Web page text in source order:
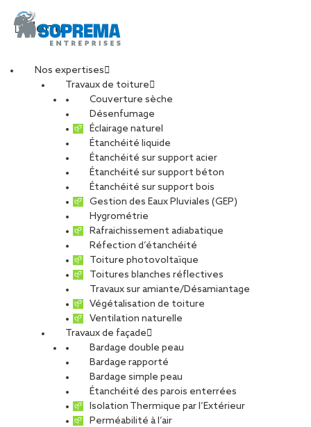
Menu
Nos expertises
Travaux de toiture
Couverture sèche
Désenfumage
Éclairage naturel
Étanchéité liquide
Étanchéité sur support acier
Étanchéité sur support béton
Étanchéité sur support bois
Gestion des Eaux Pluviales (GEP)
Hygrométrie
Rafraichissement adiabatique
Réfection d’étanchéité
Toiture photovoltaïque
Toitures blanches réflectives
Travaux sur amiante/Désamiantage
Végétalisation de toiture
Ventilation naturelle
Travaux de façade
Bardage double peau
Bardage rapporté
Bardage simple peau
Étanchéité des parois enterrées
Isolation Thermique par l’Extérieur
Perméabilité à l’air
Quand le BIM
optimise la
modélisation
PARTAGER
07 janvier 2021
À Toulouse, le groupe scolaire Germaine Tillion ouvrira ses portes
à la rentrée prochaine. Le bâtiment de 4 500 m2 abritera huit
classes de maternelle, dix d’élémentaire, une cantine et un
centre de loisirs. L’agence SOPREMA Entreprises de Toulouse
signe la façade de cet ouvrage haut en couleur. « Le bardage
comprend 2 000 lames métalliques de six coloris différents
rappelant “une palette de crayons de couleurs”, pour reprendre
l’expression de l’architecte du projet Pierre Bonnard. Chaque
lame arbore une forme asymétrique et donne du relief à la